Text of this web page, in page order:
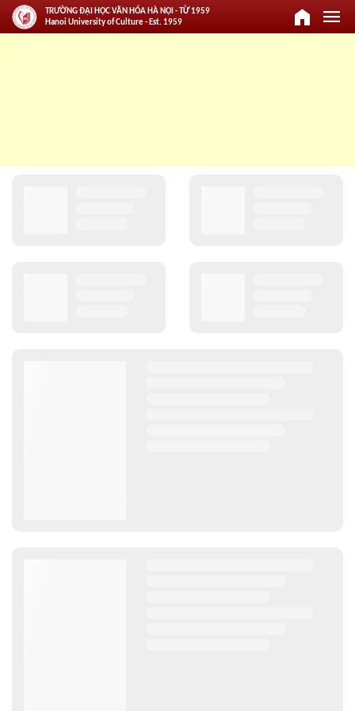
TRƯỜNG ĐẠI HỌC VĂN HÓA HÀ NỘI - TỪ 1959
Hanoi University of Culture - Est. 1959
home menu